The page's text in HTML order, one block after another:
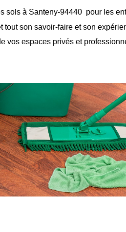
sols à Santeny-94440 pour les
tout son savoir-faire et son
vos espaces privés et